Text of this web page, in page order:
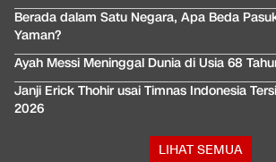
Berada dalam Satu Negara, Apa Beda
Yaman?
Ayah Messi Meninggal Dunia di Usia 68
Janji Erick Thohir usai Timnas Indonesia
2026
LIHAT SEMUA